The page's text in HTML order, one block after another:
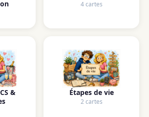
4 cartes
&
Étapes de vie
2 cartes